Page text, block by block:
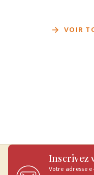
arrow_forward VOIR
Inscrivez
Votre adresse